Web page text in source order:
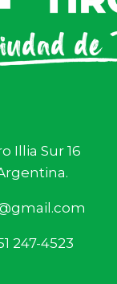
Illia Sur
247-4523